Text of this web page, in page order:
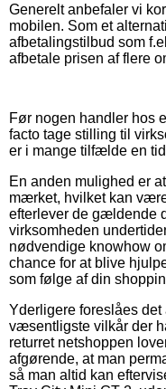
Generelt anbefaler vi
mobilen. Som et
afbetalingstilbud som
afbetale prisen af flere
Før nogen handler hos
facto tage stilling til
er i mange tilfælde en
En anden mulighed er
mærket, hvilket kan
efterlever de gældende
virksomheden
nødvendige knowhow
chance for at blive
som følge af din
Yderligere foreslåes
væsentligste vilkår der
returret netshoppen
afgørende, at man
så man altid kan